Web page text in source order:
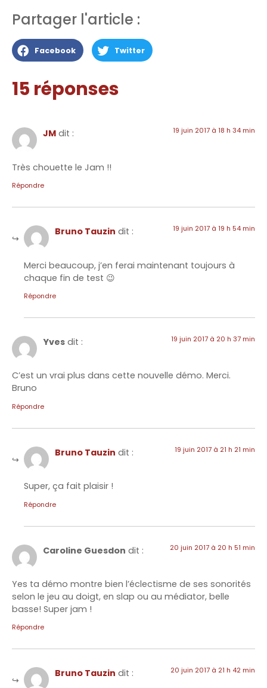
Partager l'article :
Facebook Twitter
15 réponses
JM dit : 19 juin 2017 à 18 h 34 min
Très chouette le Jam !!
Répondre
Bruno Tauzin dit : 19 juin 2017 à 19 h 54 min
Merci beaucoup, j’en ferai maintenant toujours à
chaque fin de test 😉
Répondre
Yves dit : 19 juin 2017 à 20 h 37 min
C’est un vrai plus dans cette nouvelle démo. Merci.
Bruno
Répondre
Bruno Tauzin dit : 19 juin 2017 à 21 h 21 min
Super, ça fait plaisir !
Répondre
Caroline Guesdon dit : 20 juin 2017 à 20 h 51 min
Yes ta démo montre bien l’éclectisme de ses sonorités
selon le jeu au doigt, en slap ou au médiator, belle
basse! Super jam !
Répondre
Bruno Tauzin dit : 20 juin 2017 à 21 h 42 min